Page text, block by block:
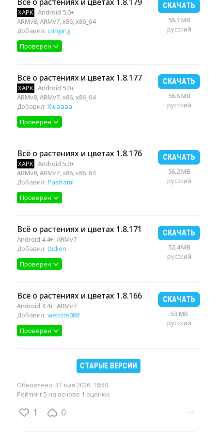
XAPK Android 5.0+
ARMv8, ARMv7, x86, x86_64
Добавил: cringing
Проверен
СКАЧАТЬ
56.7 MB
русский
Всё о растениях и цветах 1.8.177
XAPK Android 5.0+
ARMv8, ARMv7, x86, x86_64
Добавил: Xiuaaaa
Проверен
СКАЧАТЬ
56.6 MB
русский
Всё о растениях и цветах 1.8.176
XAPK Android 5.0+
ARMv8, ARMv7, x86, x86_64
Добавил: Pastrami
Проверен
СКАЧАТЬ
56.2 MB
русский
Всё о растениях и цветах 1.8.171
Android 4.4+ ARMv7
Добавил: Didion
Проверен
СКАЧАТЬ
52.4 MB
русский
Всё о растениях и цветах 1.8.166
Android 4.4+ ARMv7
Добавил: webste088
Проверен
СКАЧАТЬ
53 MB
русский
СТАРЫЕ ВЕРСИИ
Обновлено: 31 мая 2026, 18:50.
Рейтинг 5 на основе 1 оценки.
1 0 ···